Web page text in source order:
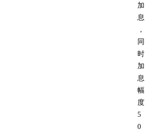
加
息
，
同
时
加
息
幅
度
5
0